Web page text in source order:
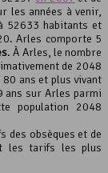
les années à venir,
52633 habitants et
Arles comporte 5
. À Arles, le nombre
de 2048
ans et plus vivant
ans sur Arles parmi
population 2048
des obsèques et de
les tarifs les plus